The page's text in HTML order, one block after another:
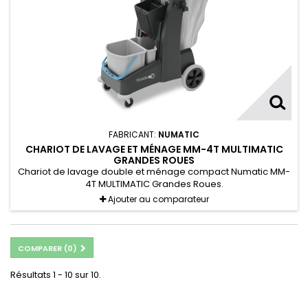
FABRICANT: NUMATIC
CHARIOT DE LAVAGE ET MÉNAGE MM-4T MULTIMATIC
GRANDES ROUES
Chariot de lavage double et ménage compact Numatic MM-
4T MULTIMATIC Grandes Roues.
Ajouter au comparateur
COMPARER (0)
Résultats 1 - 10 sur 10.